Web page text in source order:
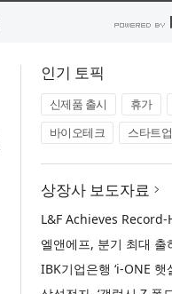
인기 토픽
신제품 출시 휴가
바이오테크
스타트업
상장사 보도자료